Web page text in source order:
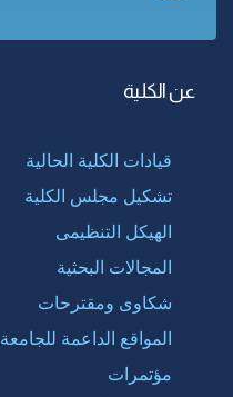
عن الكلية
قيادات الكلية الحالية
تشكيل مجلس الكلية
الهيكل التنظيمى
المجالات البحثية
شكاوى ومقترحات
المواقع الداعمة للجامعة
مؤتمرات